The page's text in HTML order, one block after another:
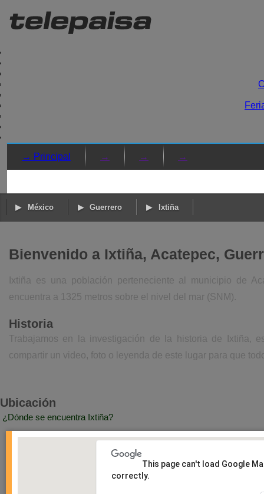
→ Principal → → →
México Guerrero Ixtiña
Bienvenido a Ixtiña, Acatepec,
Ixtiña es una población perteneciente al municipio de
encuentra a 1325 metros sobre el nivel del mar (SNM).
Historia
Trabajamos en la investigación de la historia de Ixtiña,
compartir un video, foto o leyenda de este lugar para que
Ubicación
¿Dónde se encuentra Ixtiña?
This page can't load Google
correctly.